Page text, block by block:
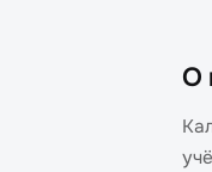
О